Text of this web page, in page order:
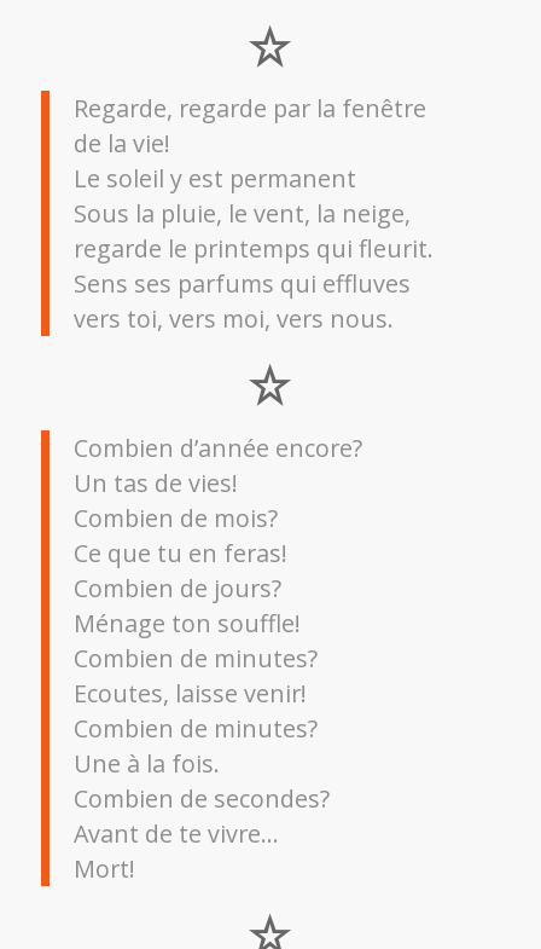
Regarde, regarde par la fenêtre
de la vie!
Le soleil y est permanent
Sous la pluie, le vent, la neige,
regarde le printemps qui fleurit.
Sens ses parfums qui effluves
vers toi, vers moi, vers nous.
Combien d’année encore?
Un tas de vies!
Combien de mois?
Ce que tu en feras!
Combien de jours?
Ménage ton souffle!
Combien de minutes?
Ecoutes, laisse venir!
Combien de minutes?
Une à la fois.
Combien de secondes?
Avant de te vivre…
Mort!